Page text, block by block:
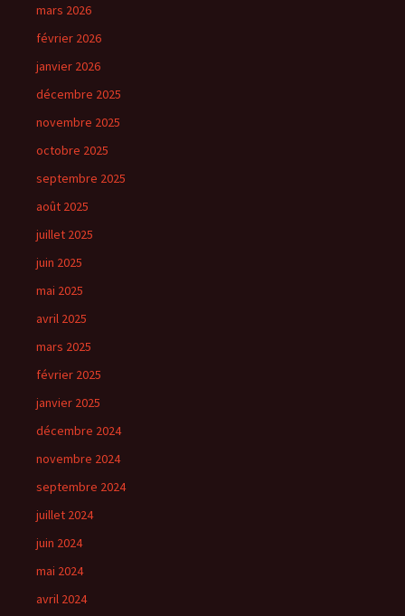
mars 2026
février 2026
janvier 2026
décembre 2025
novembre 2025
octobre 2025
septembre 2025
août 2025
juillet 2025
juin 2025
mai 2025
avril 2025
mars 2025
février 2025
janvier 2025
décembre 2024
novembre 2024
septembre 2024
juillet 2024
juin 2024
mai 2024
avril 2024